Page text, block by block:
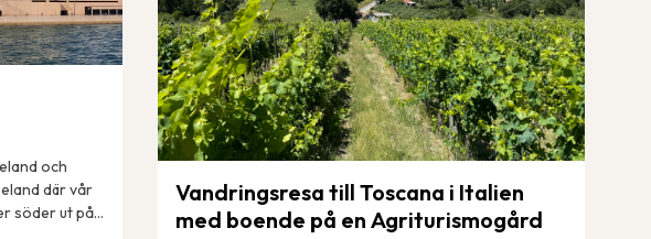
och
där vår
söder ut på
Vandringsresa till Toscana i Italien
med boende på en Agriturismogård